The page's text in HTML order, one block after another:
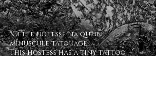
*Cette hôtesse n'a qu'un
minuscule tatouage
This hostess has a tiny tattoo
En voir plus